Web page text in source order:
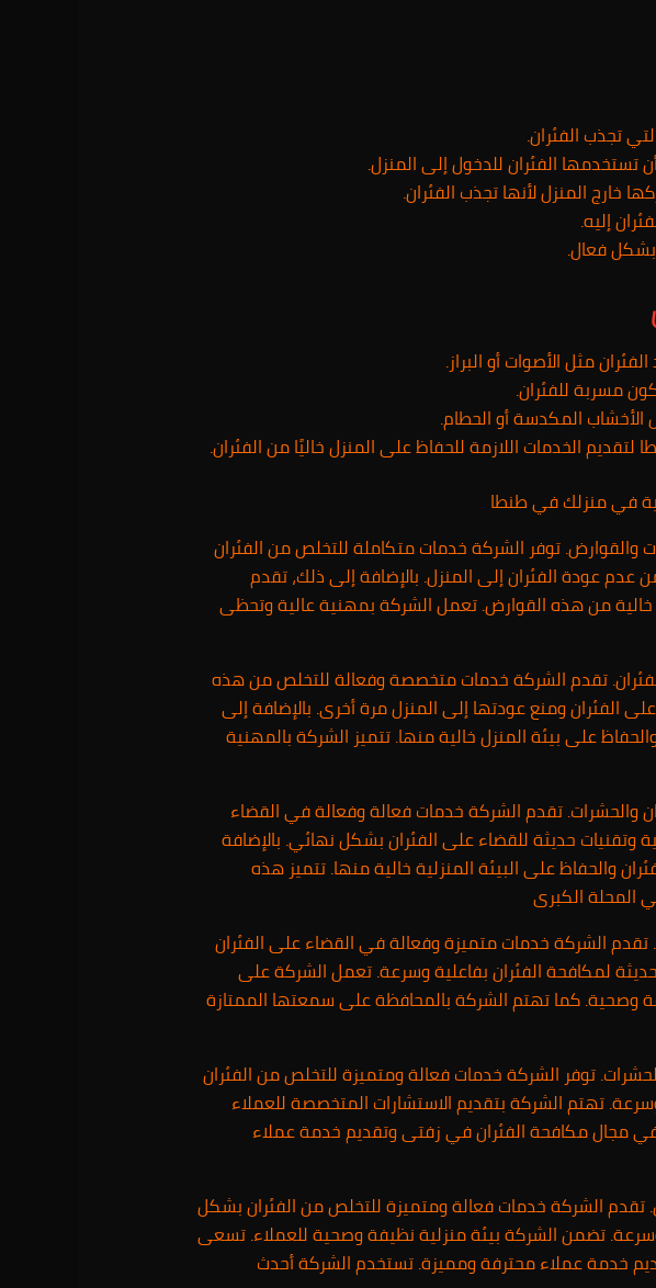
تجذب الفئران.
الفئران للدخول إلى المنزل.
المنزل لأنها تجذب الفئران.
إليه.
بشكل فعال.
مثل الأصوات أو البراز.
مسربة للفئران.
المكدسة أو الحطام.
الخدمات اللازمة للحفاظ على المنزل خاليًا من الفئران.
في منزلك في طنطا
توفر الشركة خدمات متكاملة للتخلص من الفئران
عدم عودة الفئران إلى المنزل. بالإضافة إلى ذلك، تقدم
خالية من هذه القوارض. تعمل الشركة بمهنية عالية وتحظى
تقدم الشركة خدمات متخصصة وفعالة للتخلص من هذه
الفئران ومنع عودتها إلى المنزل مرة أخرى. بالإضافة إلى
على بيئة المنزل خالية منها. تتميز الشركة بالمهنية
تقدم الشركة خدمات فعالة وفعالة في القضاء
حديثة للقضاء على الفئران بشكل نهائي. بالإضافة
والحفاظ على البيئة المنزلية خالية منها. تتميز هذه
المحلة الكبرى
الشركة خدمات متميزة وفعالة في القضاء على الفئران
لمكافحة الفئران بفاعلية وسرعة. تعمل الشركة على
وصحية. كما تهتم الشركة بالمحافظة على سمعتها الممتازة
توفر الشركة خدمات فعالة ومتميزة للتخلص من الفئران
تهتم الشركة بتقديم الاستشارات المتخصصة للعملاء
مجال مكافحة الفئران في زفتى وتقديم خدمة عملاء
الشركة خدمات فعالة ومتميزة للتخلص من الفئران بشكل
تضمن الشركة بيئة منزلية نظيفة وصحية للعملاء. تسعى
خدمة عملاء محترفة ومميزة. تستخدم الشركة أحدث